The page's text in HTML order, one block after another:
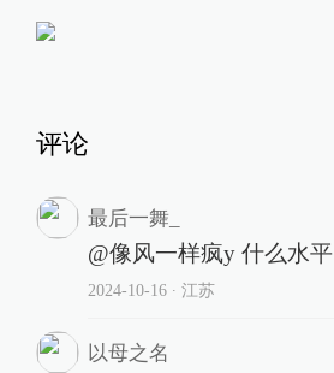
评论
最后一舞_
@像风一样疯y 什么水平
2024-10-16∙ 江苏
以母之名